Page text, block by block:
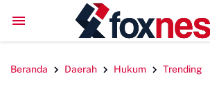
DPRD Sinjai Temui DPRD
Beranda Daerah Hukum Trending